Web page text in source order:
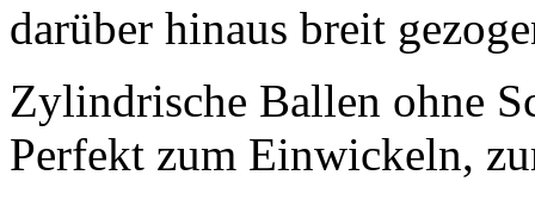
darüber hinaus breit
Zylindrische Ballen ohne
Perfekt zum Einwickeln,